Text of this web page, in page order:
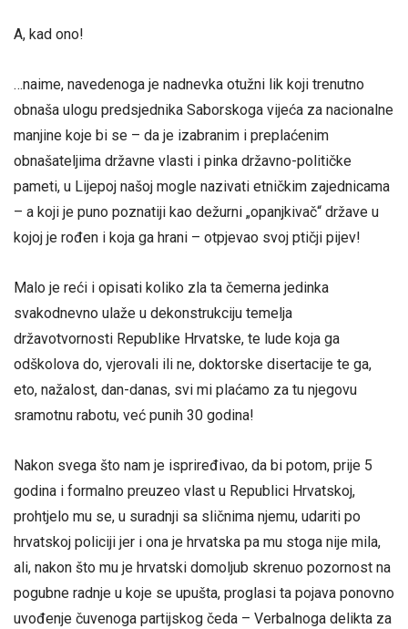
A, kad ono!
…naime, navedenoga je nadnevka otužni lik koji trenutno
obnaša ulogu predsjednika Saborskoga vijeća za nacionalne
manjine koje bi se – da je izabranim i preplaćenim
obnašateljima državne vlasti i pinka državno-političke
pameti, u Lijepoj našoj mogle nazivati etničkim zajednicama
– a koji je puno poznatiji kao dežurni „opanjkivač“ države u
kojoj je rođen i koja ga hrani – otpjevao svoj ptičji pijev!
Malo je reći i opisati koliko zla ta čemerna jedinka
svakodnevno ulaže u dekonstrukciju temelja
državotvornosti Republike Hrvatske, te lude koja ga
odškolova do, vjerovali ili ne, doktorske disertacije te ga,
eto, nažalost, dan-danas, svi mi plaćamo za tu njegovu
sramotnu rabotu, već punih 30 godina!
Nakon svega što nam je ispriređivao, da bi potom, prije 5
godina i formalno preuzeo vlast u Republici Hrvatskoj,
prohtjelo mu se, u suradnji sa sličnima njemu, udariti po
hrvatskoj policiji jer i ona je hrvatska pa mu stoga nije mila,
ali, nakon što mu je hrvatski domoljub skrenuo pozornost na
pogubne radnje u koje se upušta, proglasi ta pojava ponovno
uvođenje čuvenoga partijskog čeda – Verbalnoga delikta za